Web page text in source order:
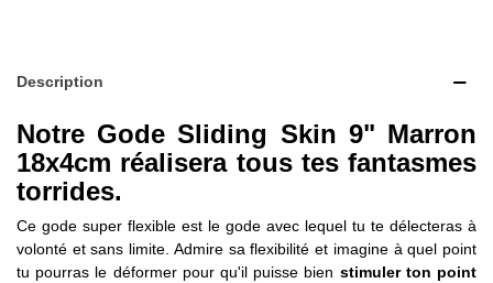
Description
Notre Gode Sliding Skin 9" Marron
18x4cm réalisera tous tes fantasmes
torrides.
Ce gode super flexible est le gode avec lequel tu te délecteras à
volonté et sans limite. Admire sa flexibilité et imagine à quel point
tu pourras le déformer pour qu'il puisse bien stimuler ton point